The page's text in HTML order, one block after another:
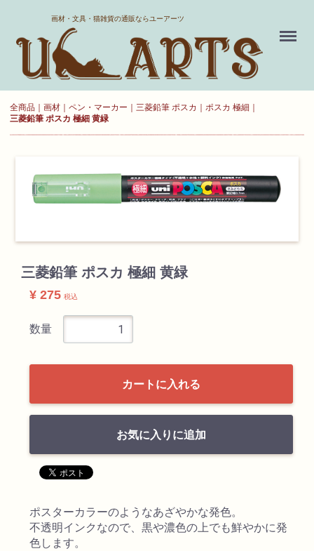
画材・文具・猫雑貨の通販ならユーアーツ
Menu
全商品 画材 ペン・マーカー 三菱鉛筆 ポスカ
ポスカ 極細
三菱鉛筆 ポスカ 極細 黄緑
三菱鉛筆 ポスカ 極細 黄緑
¥ 275 税込
数量
カートに入れる
お気に入りに追加
ポスターカラーのようなあざやかな発色。
不透明インクなので、黒や濃色の上でも鮮やかに発
色します。
ホーム
送料について
ログイン
現在カート内に